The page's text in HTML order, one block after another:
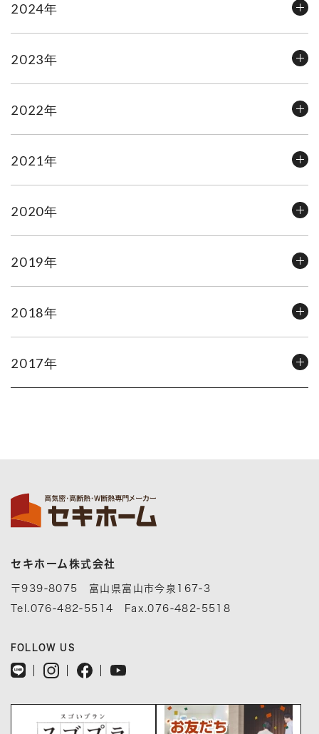
2024年
2023年
2022年
2021年
2020年
2019年
2018年
2017年
セキホーム株式会社
〒939-8075 富山県富山市今泉167-3
Tel.076-482-5514 Fax.076-482-5518
FOLLOW US